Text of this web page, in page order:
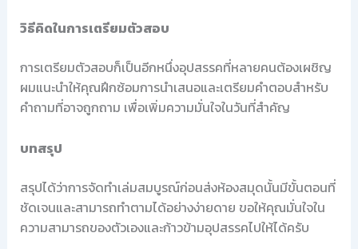
วิธีคิดในการเตรียมตัวสอบ
การเตรียมตัวสอบก็เป็นอีกหนึ่งอุปสรรคที่หลายคนต้องเผชิญ
ผมแนะนำให้คุณฝึกซ้อมการนำเสนอและเตรียมคำตอบสำหรับ
คำถามที่อาจถูกถาม เพื่อเพิ่มความมั่นใจในวันที่สำคัญ
บทสรุป
สรุปได้ว่าการจัดทำเล่มสมบูรณ์ก่อนส่งห้องสมุดนั้นมีขั้นตอนที่
ชัดเจนและสามารถทำตามได้อย่างง่ายดาย ขอให้คุณมั่นใจใน
ความสามารถของตัวเองและก้าวข้ามอุปสรรคไปให้ได้ครับ